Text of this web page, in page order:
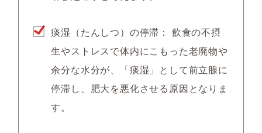
痰湿（たんしつ）の停滞： 飲食の不摂
生やストレスで体内にこもった老廃物や
余分な水分が、「痰湿」として前立腺に
停滞し、肥大を悪化させる原因となりま
す。